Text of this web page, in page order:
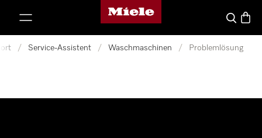
Miele-Homepage
Suche
/ Service-Assistent / Waschmaschinen / Problemlösung